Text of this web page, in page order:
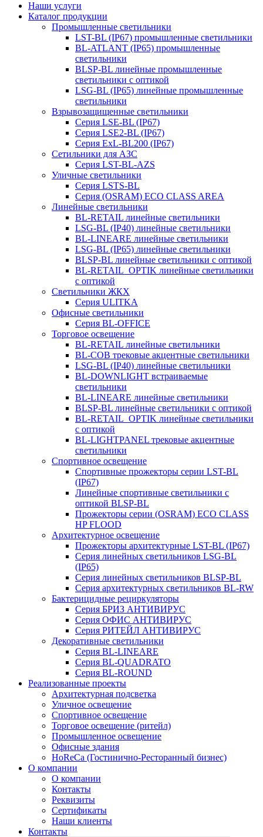
Наши услуги
Каталог продукции
Промышленные светильники
LST-BL (IP67) промышленные светильники
BL-ATLANT (IP65) промышленные
светильники
BLSP-BL линейные промышленные
светильники с оптикой
LSG-BL (IP65) линейные промышленные
светильники
Взрывозащищенные светильники
Серия LSE-BL (IP67)
Серия LSE2-BL (IP67)
Серия ExL-BL200 (IP67)
Сетильники для АЗС
Серия LST-BL-AZS
Уличные светильники
Серия LSTS-BL
Серия (ОSRAM) ECO CLASS AREA
Линейные светильники
BL-RETAIL линейные светильники
LSG-BL (IP40) линейные светильники
BL-LINEARE линейные светильники
LSG-BL (IP65) линейные светильники
BLSP-BL линейные светильники с оптикой
BL-RETAIL_OPTIK линейные светильники
с оптикой
Светильники ЖКХ
Серия ULITKA
Офисные светильники
Серия BL-OFFICE
Торговое освещение
BL-RETAIL линейные светильники
BL-COB трековые акцентные светильники
LSG-BL (IP40) линейные светильники
BL-DOWNLIGHT встраиваемые
светильники
BL-LINEARE линейные светильники
BLSP-BL линейные светильники с оптикой
BL-RETAIL_OPTIK линейные светильники
с оптикой
BL-LIGHTPANEL трековые акцентные
светильники
Спортивное освещение
Спортивные прожекторы серии LST-BL
(IP67)
Линейные спортивные светильники с
оптикой BLSP-BL
Прожекторы серии (OSRAM) ECO CLASS
HP FLOOD
Архитектурное освещение
Прожекторы архитектурные LST-BL (IP67)
Серия линейных светильников LSG-BL
(IP65)
Серия линейных светильников BLSP-BL
Серия архитектурных светильников BL-RW
Бактерицидные рециркуляторы
Серия БРИЗ АНТИВИРУС
Серия ОФИС АНТИВИРУС
Серия РИТЕЙЛ АНТИВИРУС
Декоративные светильники
Серия BL-LINEARE
Серия BL-QUADRATO
Серия BL-ROUND
Реализованные проекты
Архитектурная подсветка
Уличное освещение
Спортивное освещение
Торговое освещение (ритейл)
Промышленное освещение
Офисные здания
HoReCa (Гостинично-Ресторанный бизнес)
О компании
О компании
Контакты
Реквизиты
Сертификаты
Наши клиенты
Контакты